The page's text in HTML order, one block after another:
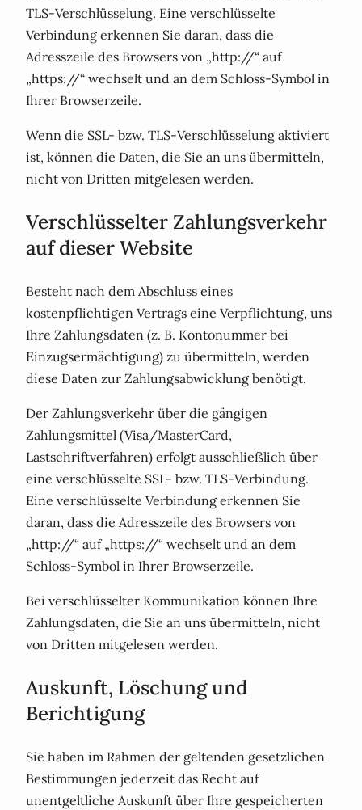
TLS-Verschlüsselung. Eine verschlüsselte
Verbindung erkennen Sie daran, dass die
Adresszeile des Browsers von „http://“ auf
„https://“ wechselt und an dem Schloss-Symbol in
Ihrer Browserzeile.
Wenn die SSL- bzw. TLS-Verschlüsselung aktiviert
ist, können die Daten, die Sie an uns übermitteln,
nicht von Dritten mitgelesen werden.
Verschlüsselter Zahlungsverkehr
auf dieser Website
Besteht nach dem Abschluss eines
kostenpflichtigen Vertrags eine Verpflichtung, uns
Ihre Zahlungsdaten (z. B. Kontonummer bei
Einzugsermächtigung) zu übermitteln, werden
diese Daten zur Zahlungsabwicklung benötigt.
Der Zahlungsverkehr über die gängigen
Zahlungsmittel (Visa/MasterCard,
Lastschriftverfahren) erfolgt ausschließlich über
eine verschlüsselte SSL- bzw. TLS-Verbindung.
Eine verschlüsselte Verbindung erkennen Sie
daran, dass die Adresszeile des Browsers von
„http://“ auf „https://“ wechselt und an dem
Schloss-Symbol in Ihrer Browserzeile.
Bei verschlüsselter Kommunikation können Ihre
Zahlungsdaten, die Sie an uns übermitteln, nicht
von Dritten mitgelesen werden.
Auskunft, Löschung und
Berichtigung
Sie haben im Rahmen der geltenden gesetzlichen
Bestimmungen jederzeit das Recht auf
unentgeltliche Auskunft über Ihre gespeicherten